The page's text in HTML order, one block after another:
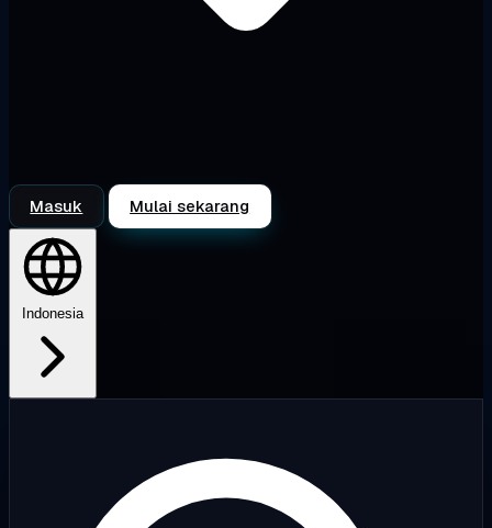
Masuk Mulai sekarang
Indonesia